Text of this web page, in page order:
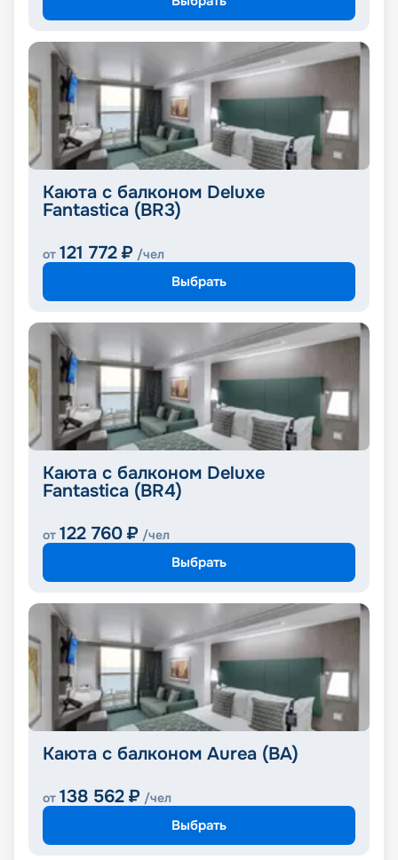
Каюта с балконом Deluxe
Fantastica (BR3)
от 121 772 ₽ /чел
Выбрать
Каюта с балконом Deluxe
Fantastica (BR4)
от 122 760 ₽ /чел
Выбрать
Каюта с балконом Aurea (BA)
от 138 562 ₽ /чел
Выбрать